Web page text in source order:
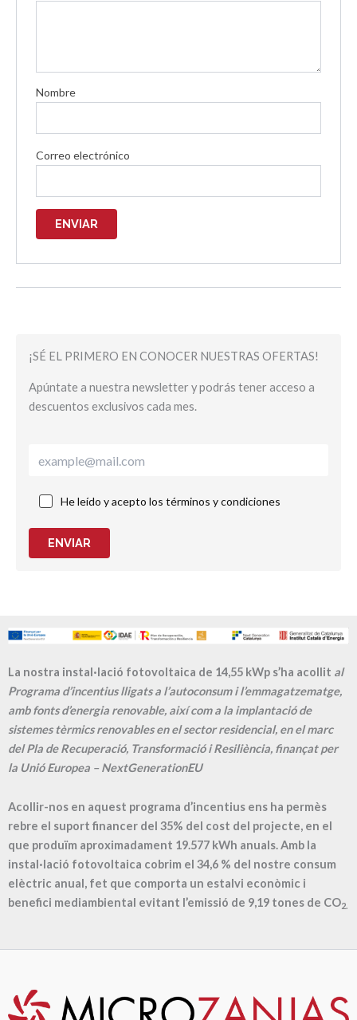
Nombre
Correo electrónico
¡SÉ EL PRIMERO EN CONOCER NUESTRAS OFERTAS!
Apúntate a nuestra newsletter y podrás tener acceso a
descuentos exclusivos cada mes.
He leído y acepto los términos y condiciones
ENVIAR
La nostra instal·lació fotovoltaica de 14,55 kWp s’ha acollit al
Programa d’incentius lligats a l’autoconsum i l’emmagatzematge,
amb fonts d’energia renovable, així com a la implantació de
sistemes tèrmics renovables en el sector residencial, en el marc
del Pla de Recuperació, Transformació i Resiliència, finançat per
la Unió Europea – NextGenerationEU
Acollir-nos en aquest programa d’incentius ens ha permès
rebre el suport financer del 35% del cost del projecte, en el
que produïm aproximadament 19.577 kWh anuals. Amb la
instal·lació fotovoltaica cobrim el 34,6 % del nostre consum
elèctric anual, fet que comporta un estalvi econòmic i
benefici mediambiental evitant l’emissió de 9,19 tones de CO2.